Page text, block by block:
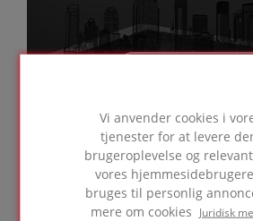
Vi anvender cookies i
tjenester for at levere
brugeroplevelse og
vores
bruges til personlig
mere om cookies
Juridisk
Massive indendørs gulve